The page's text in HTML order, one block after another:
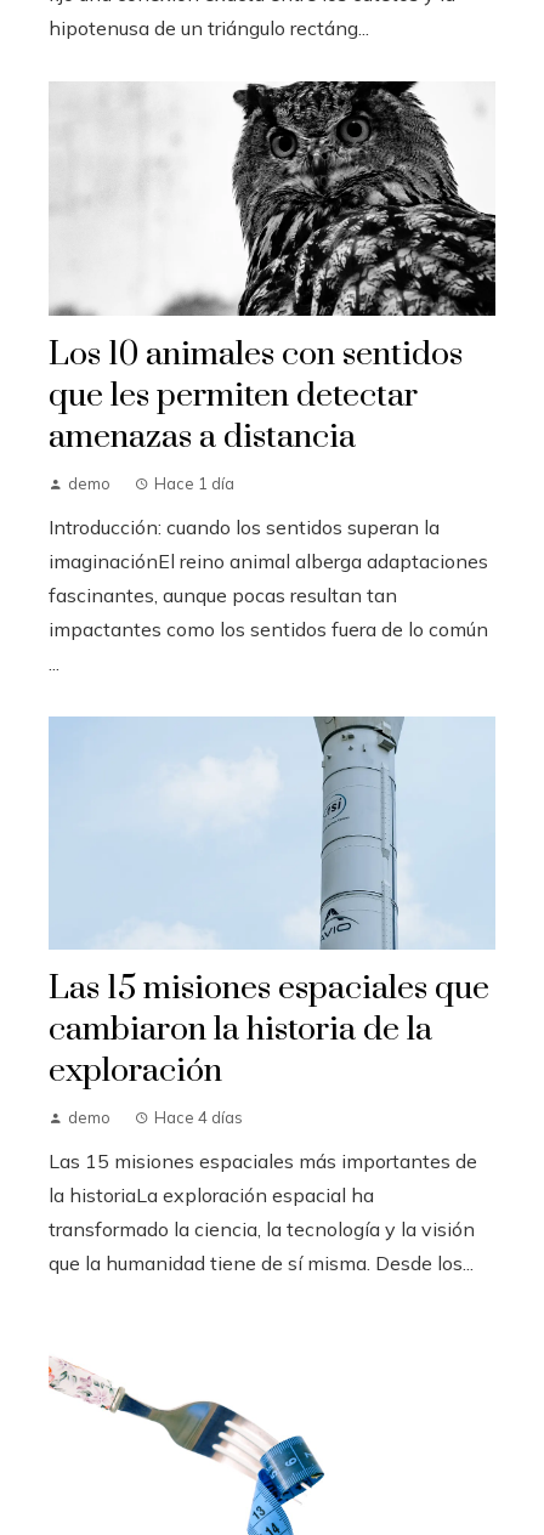
hipotenusa de un triángulo rectáng...
Los 10 animales con sentidos
que les permiten detectar
amenazas a distancia
demo Hace 1 día
Introducción: cuando los sentidos superan la
imaginaciónEl reino animal alberga adaptaciones
fascinantes, aunque pocas resultan tan
impactantes como los sentidos fuera de lo común
Las 15 misiones espaciales que
cambiaron la historia de la
exploración
demo Hace 4 días
Las 15 misiones espaciales más importantes de
la historiaLa exploración espacial ha
transformado la ciencia, la tecnología y la visión
que la humanidad tiene de sí misma. Desde los...